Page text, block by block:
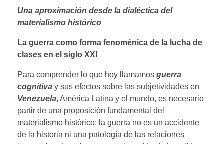
Una aproximación desde la dialéctica del
materialismo histórico
La guerra como forma fenoménica de la lucha de
clases en el siglo XXI
Para comprender lo que hoy llamamos guerra
cognitiva y sus efectos sobre las subjetividades en
Venezuela, América Latina y el mundo, es necesario
partir de una proposición fundamental del
materialismo histórico: la guerra no es un accidente
de la historia ni una patología de las relaciones